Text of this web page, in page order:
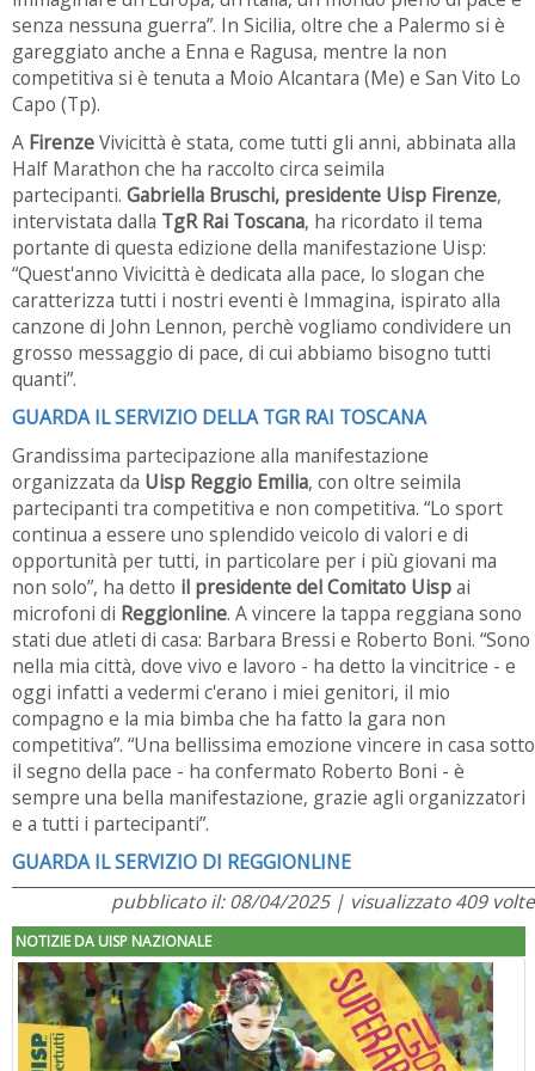
senza nessuna guerra”. In Sicilia, oltre che a Palermo si è
gareggiato anche a Enna e Ragusa, mentre la non
competitiva si è tenuta a Moio Alcantara (Me) e San Vito Lo
Capo (Tp).
A FirenzeVivicittà è stata, come tutti gli anni, abbinata alla
Half Marathon che ha raccolto circa seimila
partecipanti. Gabriella Bruschi, presidente Uisp Firenze,
intervistata dalla TgR Rai Toscana, ha ricordato il tema
portante di questa edizione della manifestazione Uisp:
“Quest'anno Vivicittà è dedicata alla pace, lo slogan che
caratterizza tutti i nostri eventi è Immagina, ispirato alla
canzone di John Lennon, perchè vogliamo condividere un
grosso messaggio di pace, di cui abbiamo bisogno tutti
quanti”.
GUARDA IL SERVIZIO DELLA TGR RAI TOSCANA
Grandissima partecipazione alla manifestazione
organizzata da Uisp Reggio Emilia, con oltre seimila
partecipanti tra competitiva e non competitiva. “Lo sport
continua a essere uno splendido veicolo di valori e di
opportunità per tutti, in particolare per i più giovani ma
non solo”, ha detto il presidente del Comitato Uispai
microfoni di Reggionline. A vincere la tappa reggiana sono
stati due atleti di casa: Barbara Bressi e Roberto Boni. “Sono
nella mia città, dove vivo e lavoro - ha detto la vincitrice - e
oggi infatti a vedermi c'erano i miei genitori, il mio
compagno e la mia bimba che ha fatto la gara non
competitiva”. “Una bellissima emozione vincere in casa sotto
il segno della pace - ha confermato Roberto Boni - è
sempre una bella manifestazione, grazie agli organizzatori
e a tutti i partecipanti”.
GUARDA IL SERVIZIO DI REGGIONLINE
pubblicato il: 08/04/2025 | visualizzato 409 volte
NOTIZIE DA UISP NAZIONALE